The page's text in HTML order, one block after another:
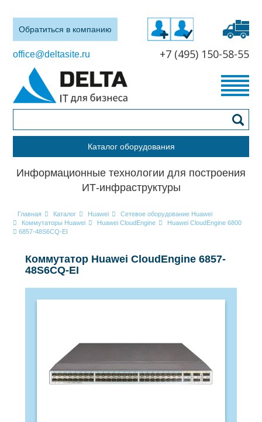
Обратиться в компанию
office@deltasite.ru +7 (495) 150-58-55
Каталог оборудования
Информационные технологии для построения
ИТ-инфраструктуры
Главная Каталог Huawei
Сетевое оборудование Huawei
Коммутаторы Huawei
Huawei CloudEngine
Huawei CloudEngine 6800
6857-48S6CQ-EI
Коммутатор Huawei CloudEngine 6857-
48S6CQ-EI